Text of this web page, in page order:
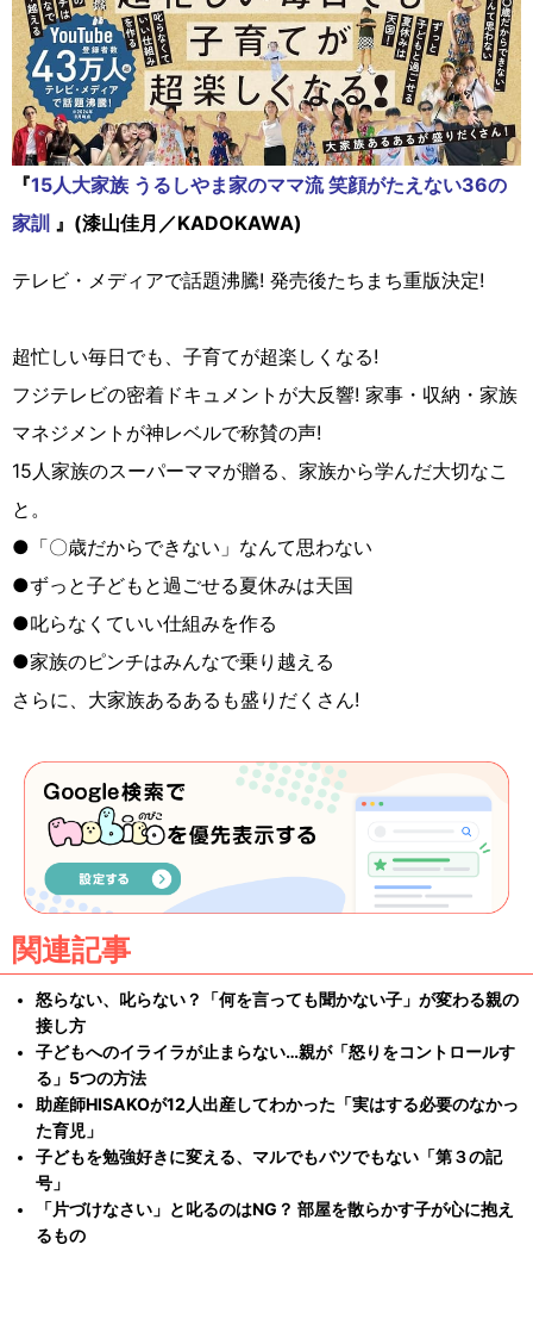
『15人大家族 うるしやま家のママ流 笑顔がたえない36の
家訓 』(漆山佳月／KADOKAWA)
テレビ・メディアで話題沸騰! 発売後たちまち重版決定!
超忙しい毎日でも、子育てが超楽しくなる!
フジテレビの密着ドキュメントが大反響! 家事・収納・家族
マネジメントが神レベルで称賛の声!
15人家族のスーパーママが贈る、家族から学んだ大切なこ
と。
●「〇歳だからできない」なんて思わない
●ずっと子どもと過ごせる夏休みは天国
●叱らなくていい仕組みを作る
●家族のピンチはみんなで乗り越える
さらに、大家族あるあるも盛りだくさん!
関連記事
怒らない、叱らない？「何を言っても聞かない子」が変わる親の
接し方
子どもへのイライラが止まらない…親が「怒りをコントロールす
る」5つの方法
助産師HISAKOが12人出産してわかった「実はする必要のなかっ
た育児」
子どもを勉強好きに変える、マルでもバツでもない「第３の記
号」
「片づけなさい」と叱るのはNG？ 部屋を散らかす子が心に抱え
るもの